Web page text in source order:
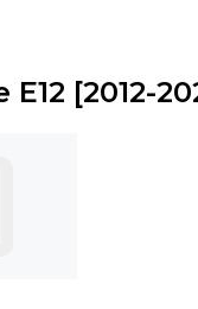
именно такой тип
[2012-